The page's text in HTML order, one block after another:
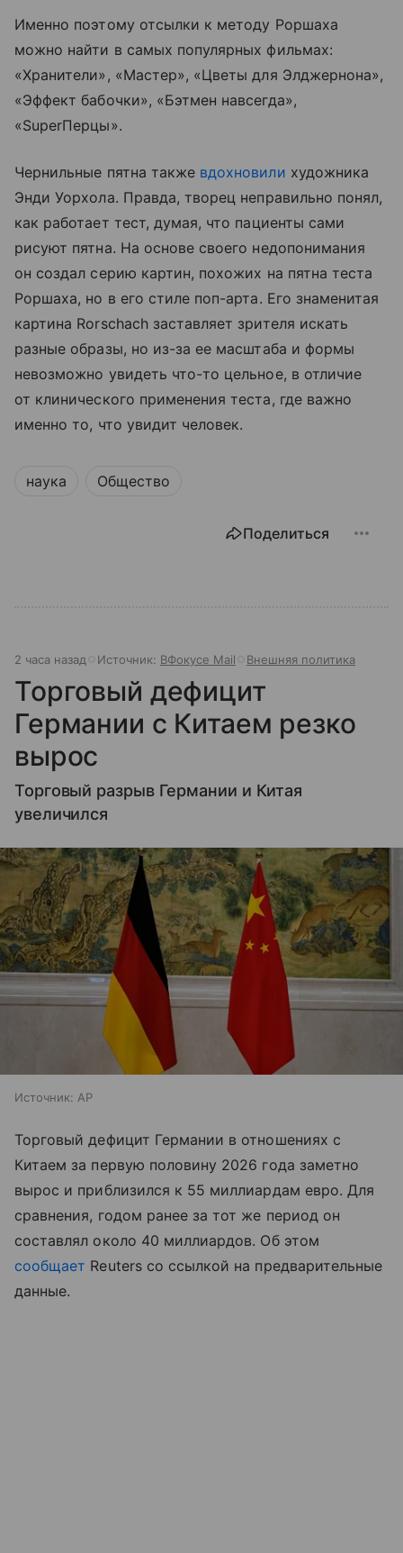
Именно поэтому отсылки к методу Роршаха
можно найти в самых популярных фильмах:
«Хранители», «Мастер», «Цветы для Элджернона»,
«Эффект бабочки», «Бэтмен навсегда»,
«SuperПерцы».
Чернильные пятна также вдохновили художника
Энди Уорхола. Правда, творец неправильно понял,
как работает тест, думая, что пациенты сами
рисуют пятна. На основе своего недопонимания
он создал серию картин, похожих на пятна теста
Роршаха, но в его стиле поп-арта. Его знаменитая
картина Rorschach заставляет зрителя искать
разные образы, но из-за ее масштаба и формы
невозможно увидеть что-то цельное, в отличие
от клинического применения теста, где важно
именно то, что увидит человек.
наука Общество
Поделиться
2 часа назад Источник: ВФокусе Mail Внешняя политика
Торговый дефицит
Германии с Китаем резко
вырос
Торговый разрыв Германии и Китая
увеличился
Источник: AP
Торговый дефицит Германии в отношениях с
Китаем за первую половину 2026 года заметно
вырос и приблизился к 55 миллиардам евро. Для
сравнения, годом ранее за тот же период он
составлял около 40 миллиардов. Об этом
сообщает Reuters со ссылкой на предварительные
данные.